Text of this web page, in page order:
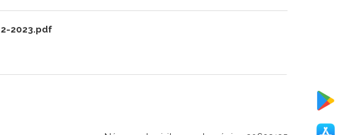
2023.pdf